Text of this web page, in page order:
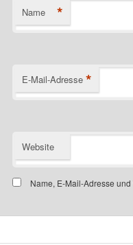
Name *
E-Mail-Adresse *
Website
Name, E-Mail-Adresse